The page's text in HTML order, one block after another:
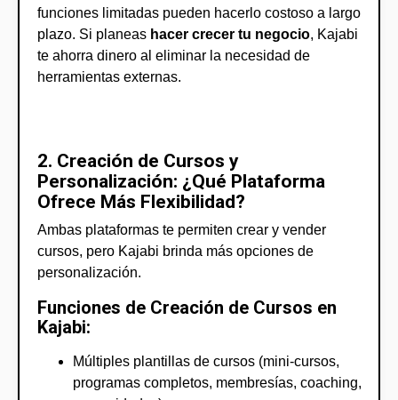
funciones limitadas pueden hacerlo costoso a largo
plazo. Si planeas hacer crecer tu negocio, Kajabi
te ahorra dinero al eliminar la necesidad de
herramientas externas.
2. Creación de Cursos y
Personalización: ¿Qué Plataforma
Ofrece Más Flexibilidad?
Ambas plataformas te permiten crear y vender
cursos, pero Kajabi brinda más opciones de
personalización.
Funciones de Creación de Cursos en
Kajabi:
Múltiples plantillas de cursos (mini-cursos,
programas completos, membresías, coaching,